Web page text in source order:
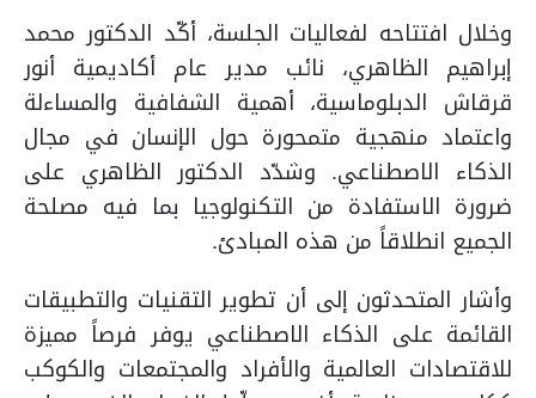
وخلال افتتاحه لفعاليات الجلسة، أكّد الدكتور محمد
إبراهيم الظاهري، نائب مدير عام أكاديمية أنور
قرقاش الدبلوماسية، أهمية الشفافية والمساءلة
واعتماد منهجية متمحورة حول الإنسان في مجال
الذكاء الاصطناعي. وشدّد الدكتور الظاهري على
ضرورة الاستفادة من التكنولوجيا بما فيه مصلحة
الجميع انطلاقاً من هذه المبادئ.
وأشار المتحدثون إلى أن تطوير التقنيات والتطبيقات
القائمة على الذكاء الاصطناعي يوفر فرصاً مميزة
للاقتصادات العالمية والأفراد والمجتمعات والكوكب